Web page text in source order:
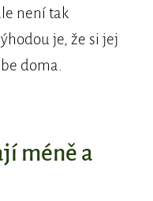
není tak
je, že si jej
doma.
méně a